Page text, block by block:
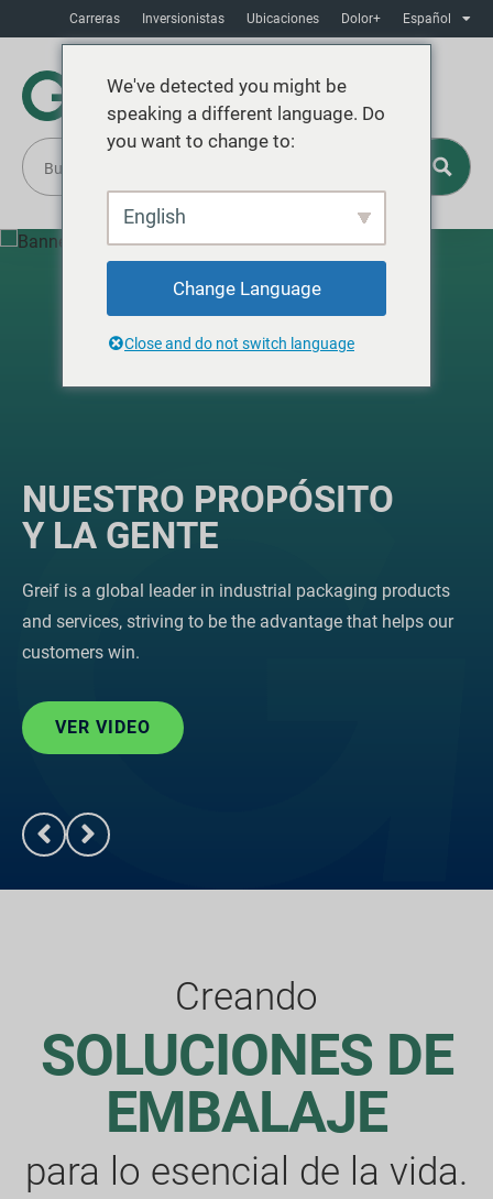
Carreras Inversionistas Ubicaciones Dolor+ Español
NUESTRO PROPÓSITO
Y LA GENTE
Greif is a global leader in industrial packaging products
and services, striving to be the advantage that helps our
customers win.
VER VIDEO
Creando
SOLUCIONES DE
EMBALAJE
para lo esencial de la vida.
We've detected you might be
speaking a different language. Do
you want to change to:
English
Change Language
Close and do not switch language